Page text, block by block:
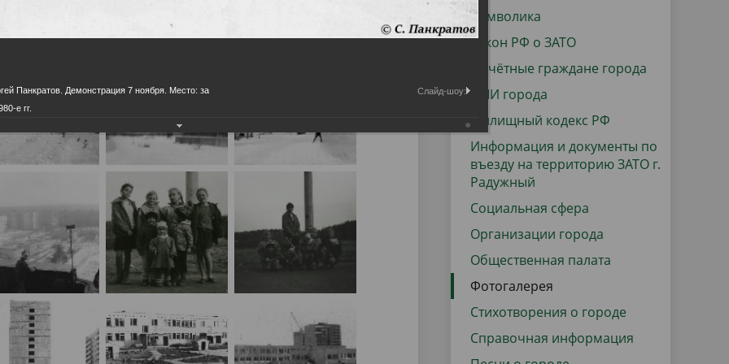
Городская среда
данных
закупки Муниципальный контроль
Региональный контроль
партнёрство
Поддержка малого и среднего
предпринимательства
Символика
Закон РФ о ЗАТО
Почётные граждане города
СМИ города
Жилищный кодекс РФ
Информация и документы по
въезду на территорию ЗАТО г.
Радужный
Социальная сфера
Организации города
Общественная палата
Фотогалерея
Стихотворения о городе
Справочная информация
Панкратов. Демонстрация 7 ноября. Место: за
е гг.
Слайд-шоу: